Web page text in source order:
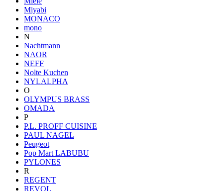
Miyabi
MONACO
mono
N
Nachtmann
NAOR
NEFF
Nolte Kuchen
NYLALPHA
O
OLYMPUS BRASS
OMADA
P
P.L. PROFF CUISINE
PAUL NAGEL
Peugeot
Pop Mart LABUBU
PYLONES
R
REGENT
REVOL